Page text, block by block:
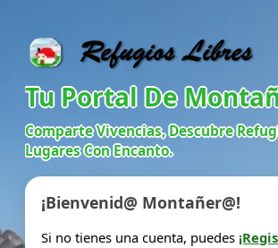
Tu Portal De
Comparte Vivencias, Descubre
Lugares Con Encanto.
¡Bienvenid@ Montañer@!
Si no tienes una cuenta, puedes